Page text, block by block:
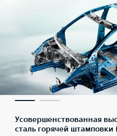
Усовершенствованная
сталь горячей штамповки